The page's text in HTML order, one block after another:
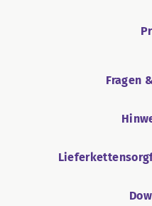
Fragen